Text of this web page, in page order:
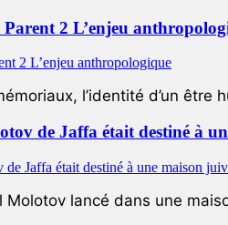
2 L’enjeu
l’identité d’un être
de Jaffa était destiné à
Molotov lancé dans une